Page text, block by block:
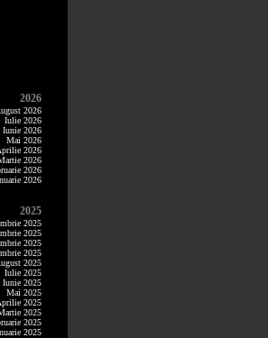
2026
2026
Iulie 2026
Iunie 2026
Mai 2026
2026
2026
2026
2026
2025
2025
2025
2025
2025
2025
Iulie 2025
Iunie 2025
Mai 2025
2025
2025
2025
2025